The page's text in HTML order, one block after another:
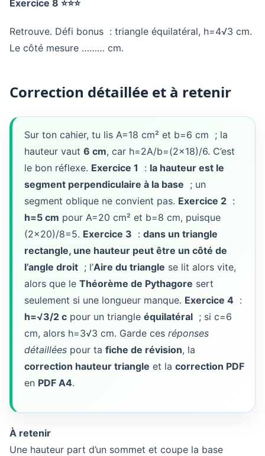
Exercice 8 ⭐⭐⭐
Retrouve. Défi bonus : triangle équilatéral, h=4√3 cm.
Le côté mesure ……… cm.
Correction détaillée et à retenir
Sur ton cahier, tu lis A=18 cm² et b=6 cm ; la
hauteur vaut 6 cm, car h=2A/b=(2×18)/6. C’est
le bon réflexe. Exercice 1 : la hauteur est le
segment perpendiculaire à la base ; un
segment oblique ne convient pas. Exercice 2 :
h=5 cm pour A=20 cm² et b=8 cm, puisque
(2×20)/8=5. Exercice 3 : dans un triangle
rectangle, une hauteur peut être un côté de
l’angle droit ; l’Aire du triangle se lit alors vite,
alors que le Théorème de Pythagore sert
seulement si une longueur manque. Exercice 4 :
h=√3/2 c pour un triangle équilatéral ; si c=6
cm, alors h=3√3 cm. Garde ces réponses
détaillées pour ta fiche de révision, la
correction hauteur triangle et la correction PDF
en PDF A4.
À retenir
Une hauteur part d’un sommet et coupe la base